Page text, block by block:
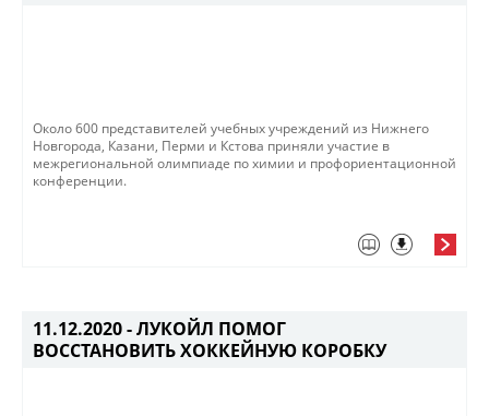
Около 600 представителей учебных учреждений из Нижнего
Новгорода, Казани, Перми и Кстова приняли участие в
межрегиональной олимпиаде по химии и профориентационной
конференции.
11.12.2020 -ЛУКОЙЛ ПОМОГ
ВОССТАНОВИТЬ ХОККЕЙНУЮ КОРОБКУ